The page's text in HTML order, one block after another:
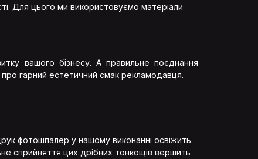
Для цього ми використовуємо матеріали
вашого бізнесу. А правильне поєднання
гарний естетичний смак рекламодавця.
фотошпалер у нашому виконанні освіжить
сприйняття цих дрібних тонкощів вершить